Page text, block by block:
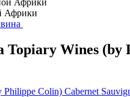
Африки
Topiary Wines (by